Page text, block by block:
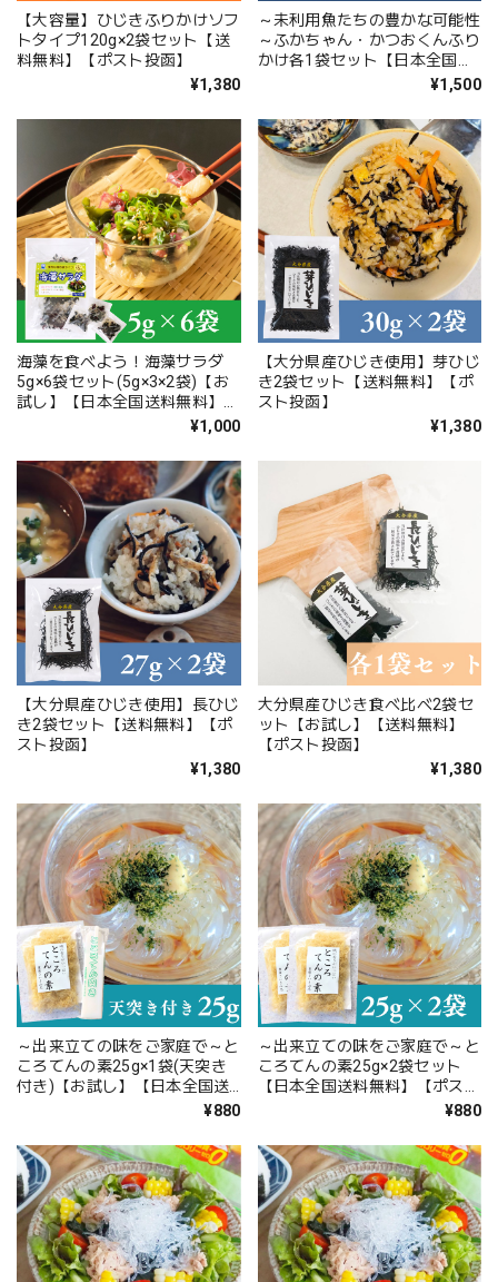
【大容量】ひじきふりかけソフ
トタイプ120g×2袋セット【送
料無料】【ポスト投函】
¥1,380
～未利用魚たちの豊かな可能性
～ふかちゃん・かつおくんふり
かけ各1袋セット【日本全国送
料無料】【ポスト投函】【大分
県立佐伯豊南高等学校共同開
発】【SDGs】
¥1,500
海藻を食べよう！海藻サラダ
5g×6袋セット(5g×3×2袋)【お
試し】【日本全国送料無料】
¥1,000
【大分県産ひじき使用】芽ひじ
き2袋セット【送料無料】【ポ
スト投函】
¥1,380
【大分県産ひじき使用】長ひじ
き2袋セット【送料無料】【ポ
スト投函】
¥1,380
大分県産ひじき食べ比べ2袋セ
ット【お試し】【送料無料】
【ポスト投函】
¥1,380
～出来立ての味をご家庭で～と
ころてんの素25g×1袋(天突き
付き)【お試し】【日本全国送
¥880
～出来立ての味をご家庭で～と
ころてんの素25g×2袋セット
【日本全国送料無料】【ポスト
¥880